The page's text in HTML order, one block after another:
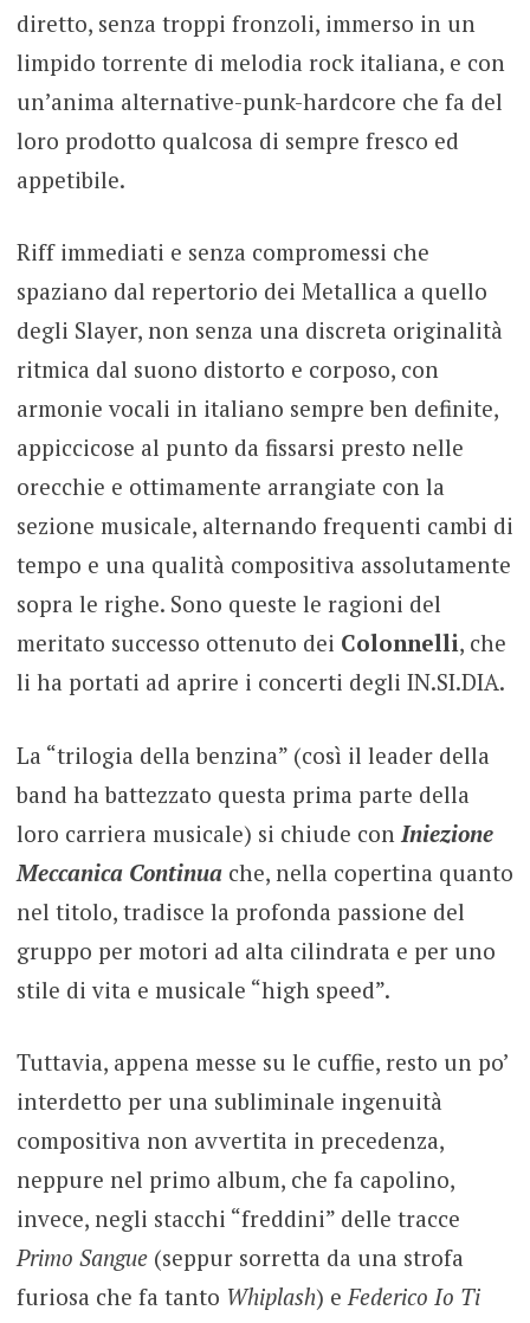
diretto, senza troppi fronzoli, immerso in un
limpido torrente di melodia rock italiana, e con
un’anima alternative-punk-hardcore che fa del
loro prodotto qualcosa di sempre fresco ed
appetibile.
Riff immediati e senza compromessi che
spaziano dal repertorio dei Metallica a quello
degli Slayer, non senza una discreta originalità
ritmica dal suono distorto e corposo, con
armonie vocali in italiano sempre ben definite,
appiccicose al punto da fissarsi presto nelle
orecchie e ottimamente arrangiate con la
sezione musicale, alternando frequenti cambi di
tempo e una qualità compositiva assolutamente
sopra le righe. Sono queste le ragioni del
meritato successo ottenuto dei Colonnelli, che
li ha portati ad aprire i concerti degli IN.SI.DIA.
La “trilogia della benzina” (così il leader della
band ha battezzato questa prima parte della
loro carriera musicale) si chiude con Iniezione
Meccanica Continuache, nella copertina quanto
nel titolo, tradisce la profonda passione del
gruppo per motori ad alta cilindrata e per uno
stile di vita e musicale “high speed”.
Tuttavia, appena messe su le cuffie, resto un po’
interdetto per una subliminale ingenuità
compositiva non avvertita in precedenza,
neppure nel primo album, che fa capolino,
invece, negli stacchi “freddini” delle tracce
Primo Sangue(seppur sorretta da una strofa
furiosa che fa tanto Whiplash) eFederico Io Ti